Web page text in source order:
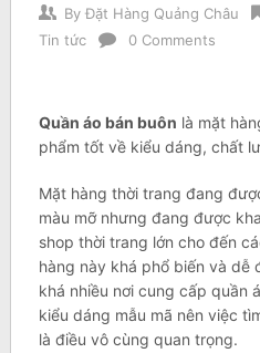
By Đặt Hàng Quảng Châu
Tin tức
0 Comments
Quần áo bán buôn là mặt
phẩm tốt về kiểu dáng, chất
Mặt hàng thời trang đang
màu mỡ nhưng đang được
shop thời trang lớn cho đến
hàng này khá phổ biến và dễ
khá nhiều nơi cung cấp quần
kiểu dáng mẫu mã nên việc
là điều vô cùng quan trọng.